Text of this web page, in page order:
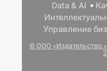
Data & AI
Управление
© ООО «Издательство